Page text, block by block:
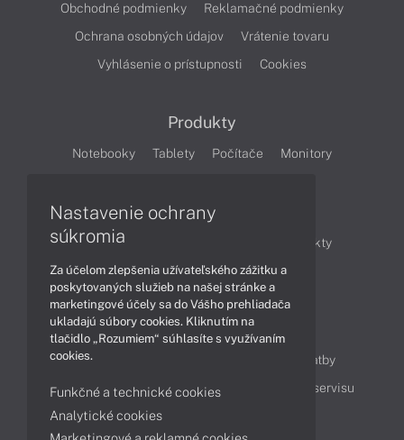
Obchodné podmienky
Reklamačné podmienky
Ochrana osobných údajov
Vrátenie tovaru
Vyhlásenie o prístupnosti
Cookies
Produkty
Notebooky Tablety Počítače Monitory
Články
Obchodné informácie
Produkty
Technológie
Videá
Obsah
Ako nakupovať
Možnosti doručenia a platby
Podpora a servis
Servisné služby Cenník servisu
Nastavenie ochrany
súkromia
Za účelom zlepšenia užívateľského zážitku a
poskytovaných služieb na našej stránke a
marketingové účely sa do Vášho prehliadača
ukladajú súbory cookies. Kliknutím na
tlačidlo „Rozumiem“ súhlasíte s využívaním
cookies.
Funkčné a technické cookies
Analytické cookies